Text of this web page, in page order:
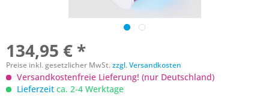
134,95 € *
Preise inkl. gesetzlicher MwSt.zzgl. Versandkosten
Versandkostenfreie Lieferung! (nur Deutschland)
Lieferzeit ca. 2-4 Werktage